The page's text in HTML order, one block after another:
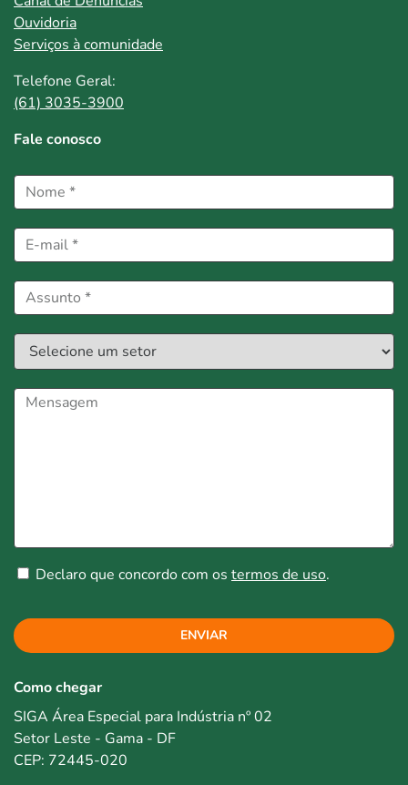
Ouvidoria
Serviços à comunidade
Telefone Geral:
(61) 3035-3900
Fale conosco
Declaro que concordo com os termos de uso.
ENVIAR
Como chegar
SIGA Área Especial para Indústria nº 02
Setor Leste - Gama - DF
CEP: 72445-020